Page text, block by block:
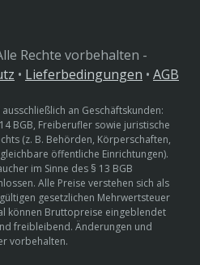
Rechte vorbehalten -
• Lieferbedingungen • AGB
an Geschäftskunden:
BGB, Freiberufler sowie juristische
(z. B. Behörden, Körperschaften,
öffentliche Einrichtungen).
im Sinne des § 13 BGB
Alle Preise verstehen sich als
gesetzlichen Mehrwertsteuer
können Bruttopreise eingeblendet
freibleibend. Änderungen und
vorbehalten.